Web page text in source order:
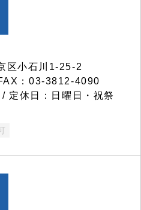
区小石川1-25-2
：03-3812-4090
定休日：日曜日・祝祭